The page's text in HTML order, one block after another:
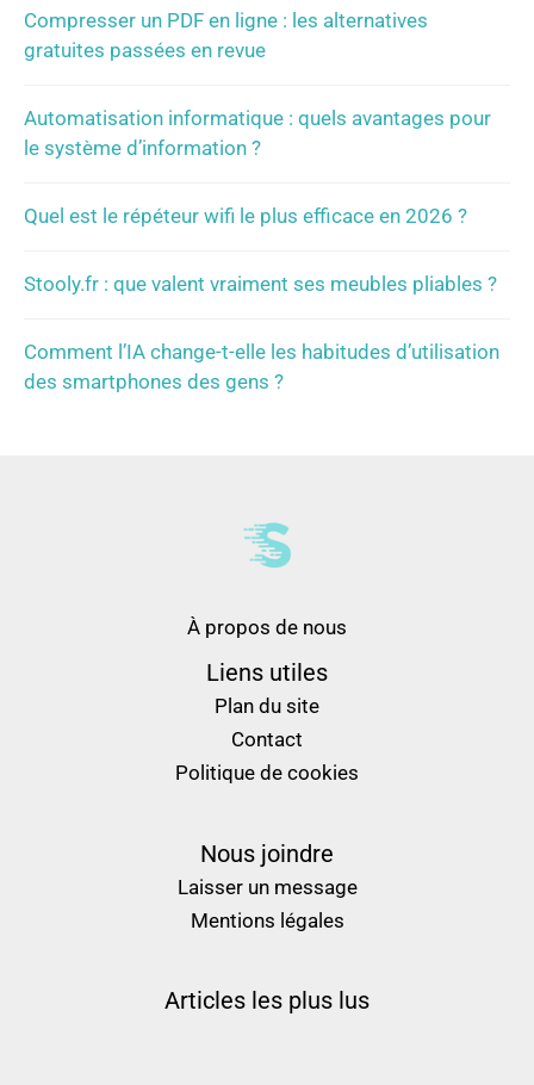
Compresser un PDF en ligne : les alternatives
gratuites passées en revue
Automatisation informatique : quels avantages pour
le système d’information ?
Quel est le répéteur wifi le plus efficace en 2026 ?
Stooly.fr : que valent vraiment ses meubles pliables ?
Comment l’IA change-t-elle les habitudes d’utilisation
des smartphones des gens ?
À propos de nous
Liens utiles
Plan du site
Contact
Politique de cookies
Nous joindre
Laisser un message
Mentions légales
Articles les plus lus